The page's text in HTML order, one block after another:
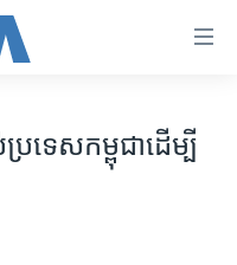
ទេស​កម្ពុជា​ដើម្បី​